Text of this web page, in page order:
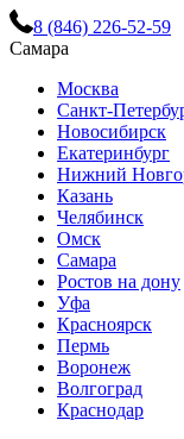
8 (846) 226-52-59
Самара
Москва
Санкт-
Новосибирск
Екатеринбург
Нижний
Казань
Челябинск
Омск
Самара
Ростов на дону
Уфа
Красноярск
Пермь
Воронеж
Волгоград
Краснодар